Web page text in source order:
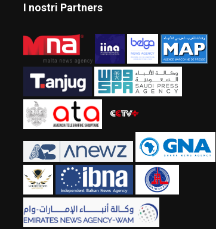
I nostri Partners